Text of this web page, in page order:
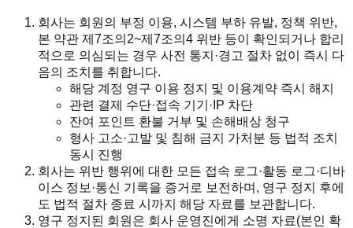
회사는 회원의 부정 이용, 시스템 부하 유발, 정책 위반,
본 약관 제7조의2~제7조의4 위반 등이 확인되거나 합리
적으로 의심되는 경우 사전 통지·경고 절차 없이 즉시 다
음의 조치를 취합니다.
해당 계정 영구 이용 정지 및 이용계약 즉시 해지
관련 결제 수단·접속 기기·IP 차단
잔여 포인트 환불 거부 및 손해배상 청구
형사 고소·고발 및 침해 금지 가처분 등 법적 조치
동시 진행
회사는 위반 행위에 대한 모든 접속 로그·활동 로그·디바
이스 정보·통신 기록을 증거로 보전하며, 영구 정지 후에
도 법적 절차 종료 시까지 해당 자료를 보관합니다.
영구 정지된 회원은 회사 운영진에게 소명 자료(본인 확